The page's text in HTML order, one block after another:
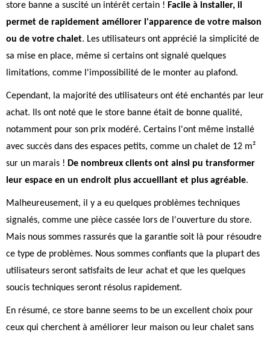
store banne a suscité un intérêt certain ! Facile à installer, il
permet de rapidement améliorer l'apparence de votre maison
ou de votre chalet. Les utilisateurs ont apprécié la simplicité de
sa mise en place, même si certains ont signalé quelques
limitations, comme l'impossibilité de le monter au plafond.
Cependant, la majorité des utilisateurs ont été enchantés par leur
achat. Ils ont noté que le store banne était de bonne qualité,
notamment pour son prix modéré. Certains l'ont même installé
avec succès dans des espaces petits, comme un chalet de 12 m²
sur un marais ! De nombreux clients ont ainsi pu transformer
leur espace en un endroit plus accueillant et plus agréable.
Malheureusement, il y a eu quelques problèmes techniques
signalés, comme une pièce cassée lors de l'ouverture du store.
Mais nous sommes rassurés que la garantie soit là pour résoudre
ce type de problèmes. Nous sommes confiants que la plupart des
utilisateurs seront satisfaits de leur achat et que les quelques
soucis techniques seront résolus rapidement.
En résumé, ce store banne seems to be un excellent choix pour
ceux qui cherchent à améliorer leur maison ou leur chalet sans